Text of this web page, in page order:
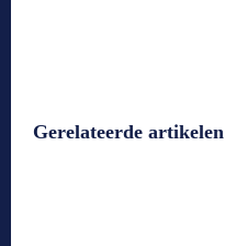
Gerelateerde artikelen